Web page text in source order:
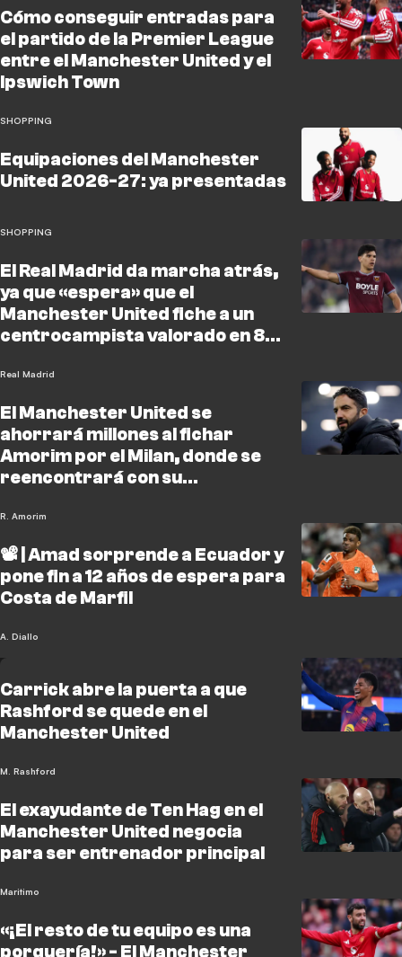
Cómo conseguir entradas para
el partido de la Premier League
entre el Manchester United y el
Ipswich Town
SHOPPING
Equipaciones del Manchester
United 2026-27: ya presentadas
SHOPPING
El Real Madrid da marcha atrás,
ya que «espera» que el
Manchester United fiche a un
centrocampista valorado en 80
Real Madrid
El Manchester United se
ahorrará millones al fichar
Amorim por el Milan, donde se
reencontrará con su
R. Amorim
📽️ | Amad sorprende a Ecuador y
pone fin a 12 años de espera para
Costa de Marfil
A. Diallo
Carrick abre la puerta a que
Rashford se quede en el
Manchester United
M. Rashford
El exayudante de Ten Hag en el
Manchester United negocia
para ser entrenador principal
Maritimo
«¡El resto de tu equipo es una
porquería!» - El Manchester